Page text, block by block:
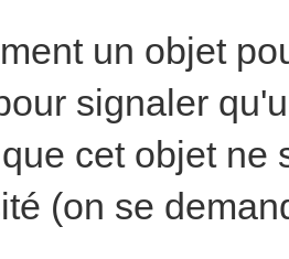
un objet
signaler
cet objet ne
(on se